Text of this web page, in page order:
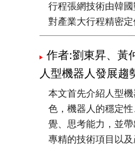
行程張網技術由韓
對產業大行程精密
作者:劉東昇、黃
人型機器人發展趨
本文首先介紹人型
色，機器人的穩定
覺、思考能力，並
專精的技術項目以